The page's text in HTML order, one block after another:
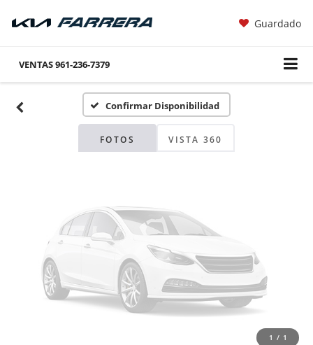
Guardado
VENTAS961-236-7379
Confirmar Disponibilidad
FOTOS VISTA 360
Fotos No
Disponibles
Por favor, revise luego
1 / 1